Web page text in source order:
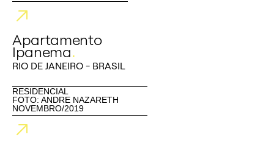
Apartamento
Ipanema.
RIO DE JANEIRO - BRASIL
RESIDENCIAL
FOTO: ANDRE NAZARETH
NOVEMBRO/2019